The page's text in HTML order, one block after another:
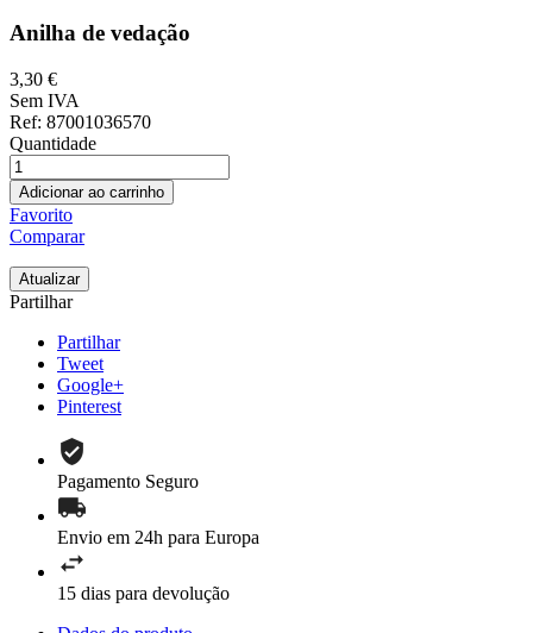
Anilha de vedação
3,30 €
Sem IVA
Ref: 87001036570
Quantidade
Adicionar ao carrinho
Favorito
Comparar
Partilhar
Partilhar
Tweet
Google+
Pinterest
Pagamento Seguro
Envio em 24h para Europa
15 dias para devolução